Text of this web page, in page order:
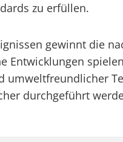
zu erfüllen.
gewinnt die
Entwicklungen
durchgeführt